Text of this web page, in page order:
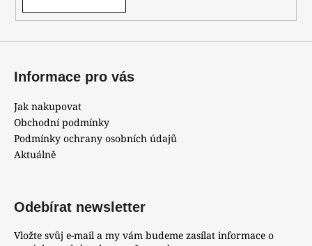
Informace pro vás
Jak nakupovat
Obchodní podmínky
Podmínky ochrany osobních údajů
Aktuálně
Odebírat newsletter
Vložte svůj e-mail a my vám budeme zasílat informace o